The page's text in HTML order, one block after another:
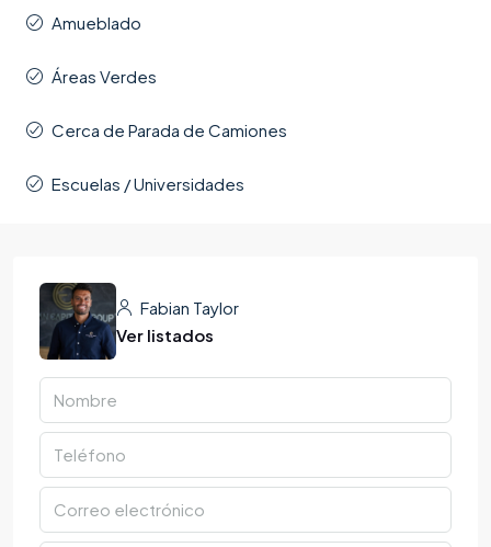
Amueblado
Áreas Verdes
Cerca de Parada de Camiones
Escuelas / Universidades
Fabian Taylor
Ver listados